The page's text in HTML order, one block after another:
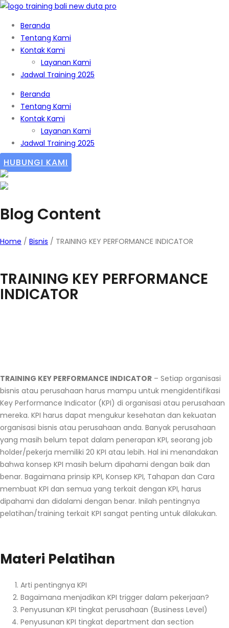
Beranda
Tentang Kami
Kontak Kami
Layanan Kami
Jadwal Training 2025
Beranda
Tentang Kami
Kontak Kami
Layanan Kami
Jadwal Training 2025
HUBUNGI KAMI
Blog Content
Home / Bisnis / TRAINING KEY PERFORMANCE INDICATOR
TRAINING KEY PERFORMANCE
INDICATOR
TRAINING KEY PERFORMANCE INDICATOR – Setiap organisasi
bisnis atau perusahaan harus mampu untuk mengidentifikasi
Key Performance Indicator (KPI) di organisasi atau perusahaan
mereka. KPI harus dapat mengukur kesehatan dan kekuatan
organisasi bisnis atau perusahaan anda. Banyak perusahaan
yang masih belum tepat dalam penerapan KPI, seorang job
holder/pekerja memiliki 20 KPI atau lebih. Hal ini menandakan
bahwa konsep KPI masih belum dipahami dengan baik dan
benar. Bagaimana prinsip KPI, Konsep KPI, Tahapan dan Cara
membuat KPI dan semua yang terkait dengan KPI, harus
dipahami dan didalami dengan benar. Inilah pentingnya
pelatihan/training terkait KPI sangat penting untuk dilakukan.
Materi Pelatihan
Arti pentingnya KPI
Bagaimana menjadikan KPI trigger dalam pekerjaan?
Penyusunan KPI tingkat perusahaan (Business Level)
Penyusunan KPI tingkat department dan section